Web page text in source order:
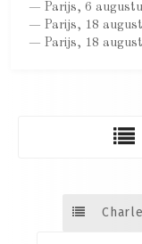
— Parijs, 6
— Parijs, 18
— Parijs, 18